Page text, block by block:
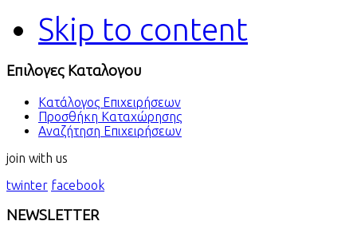
Skip to content
Επιλογες Καταλογου
Κατάλογος Επιχειρήσεων
Προσθήκη Καταχώρησης
Αναζήτηση Επιχειρήσεων
join with us
twinter facebook
NEWSLETTER